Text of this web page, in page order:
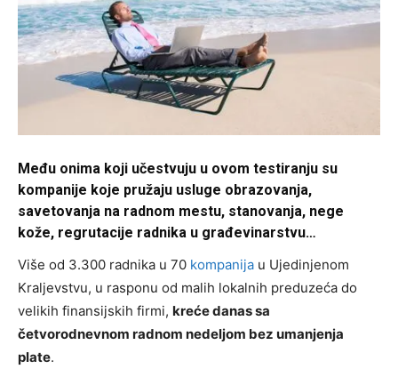
Među onima koji učestvuju u ovom testiranju su
kompanije koje pružaju usluge obrazovanja,
savetovanja na radnom mestu, stanovanja, nege
kože, regrutacije radnika u građevinarstvu…
Više od 3.300 radnika u 70 kompanija u Ujedinjenom
Kraljevstvu, u rasponu od malih lokalnih preduzeća do
velikih finansijskih firmi, kreće danas sa
četvorodnevnom radnom nedeljom bez umanjenja
plate.